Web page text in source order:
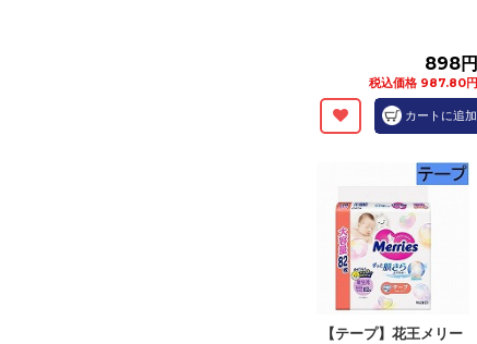
898円
税込価格 987.80円
カートに追加
【テープ】花王メリー